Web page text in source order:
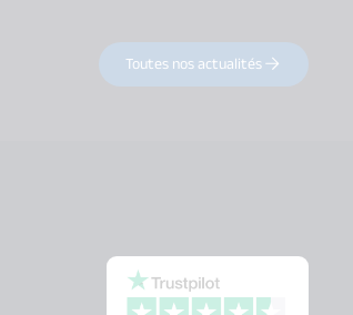
Toutes nos actualités